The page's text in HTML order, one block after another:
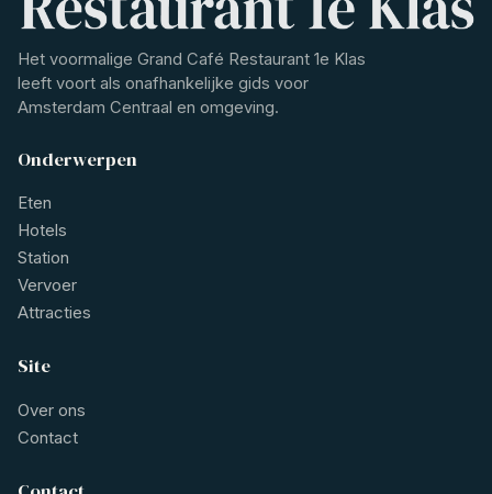
Het voormalige Grand Café Restaurant 1e Klas
leeft voort als onafhankelijke gids voor
Amsterdam Centraal en omgeving.
Onderwerpen
Eten
Hotels
Station
Vervoer
Attracties
Site
Over ons
Contact